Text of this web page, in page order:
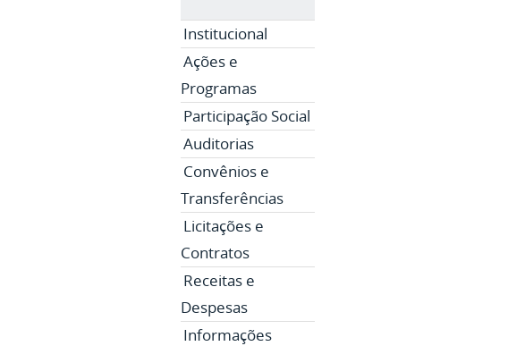
Institucional
Ações e
Programas
Participação Social
Auditorias
Convênios e
Transferências
Licitações e
Contratos
Receitas e
Despesas
Informações